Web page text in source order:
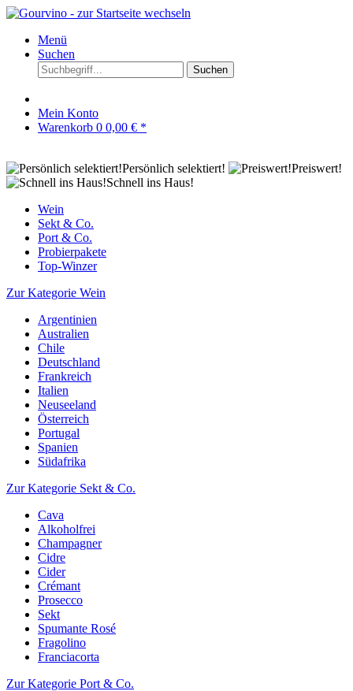
Menü
Suchen
Suchen
Mein Konto
Warenkorb 0 0,00 € *
Persönlich selektiert!
Preiswert!
Schnell ins Haus!
Wein
Sekt & Co.
Port & Co.
Probierpakete
Top-Winzer
Zur Kategorie Wein
Argentinien
Australien
Chile
Deutschland
Frankreich
Italien
Neuseeland
Österreich
Portugal
Spanien
Südafrika
Zur Kategorie Sekt & Co.
Cava
Alkoholfrei
Champagner
Cidre
Cider
Crémant
Prosecco
Sekt
Spumante Rosé
Fragolino
Franciacorta
Zur Kategorie Port & Co.